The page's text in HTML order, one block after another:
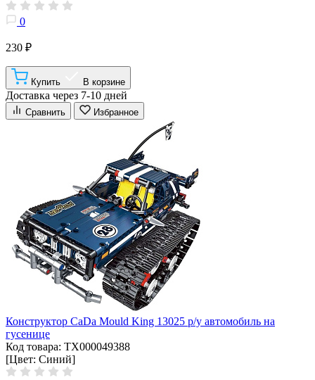
0
230 ₽
Купить В корзине
Доставка через 7-10 дней
Сравнить Избранное
Конструктор CaDa Mould King 13025 р/у автомобиль на
гусенице
Код товара: ТХ000049388
[Цвет: Синий]